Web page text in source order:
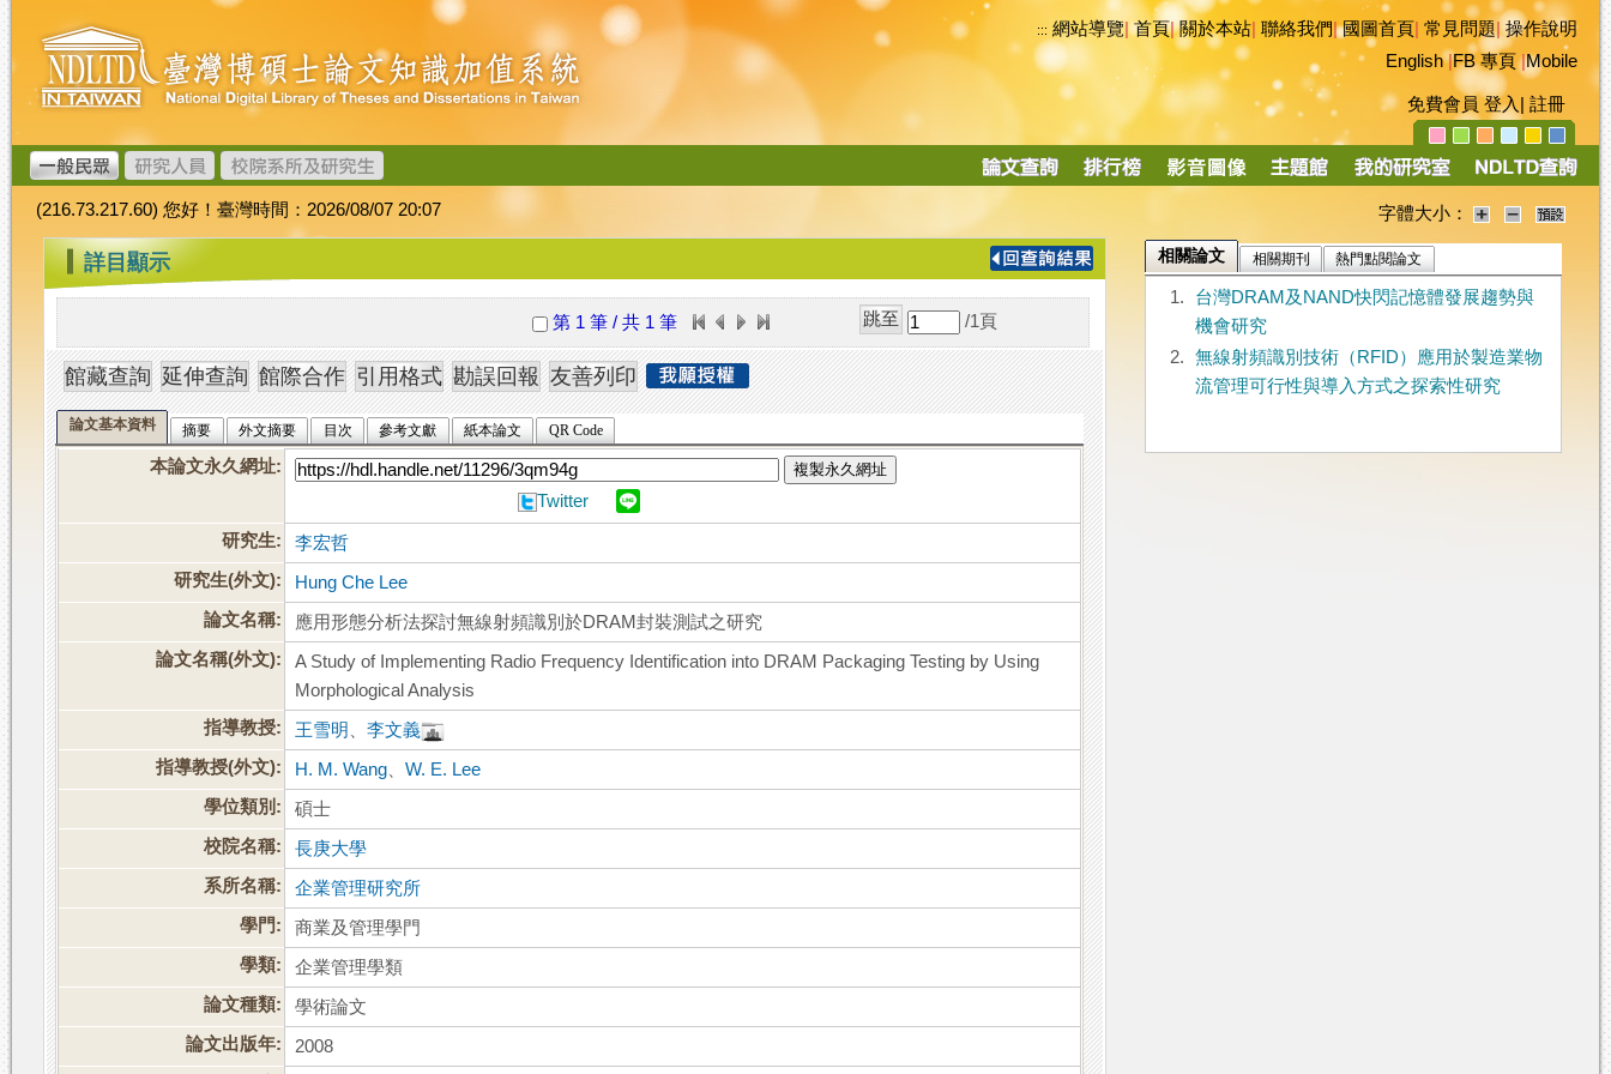
跳
到
主
要
內
容
臺
灣
博
碩
士
論
文
加
值
系
統
::: 網站導覽|首頁|關於本站 聯絡我們|國圖首頁 常見問題|操作說明
English|FB 專頁|Mobile
免費會員 登入 註冊
導
(216.73.217.60) 您好！臺灣時間：2026/08/07 20:07 字體大小：
::: 詳目顯示
第 1 筆 / 共 1 筆 /1 頁
論文基本資料 摘要 外文摘要 目次 參考文獻 紙本論文 QR Code
本論文永久網址: 複製永久網址
Twitter
研究生:
李宏哲
研究生(外文):
Hung Che Lee
論文名稱:
應用形態分析法探討無線射頻識別於DRAM封裝測試之研究
論文名稱(外文):
A Study of Implementing Radio Frequency Identification into DRAM Packaging Testing by Using
Morphological Analysis
指導教授:
王雪明 、李文義
指導教授(外文):
H. M. Wang 、W. E. Lee
學位類別:
碩士
校院名稱:
長庚大學
系所名稱:
企業管理研究所
學門:
商業及管理學門
學類:
企業管理學類
論文種類:
學術論文
論文出版年:
2008
相關論文 相關期刊 熱門點閱論文
1.
台灣DRAM及NAND快閃記憶體發展趨勢與
機會研究
2.
無線射頻識別技術（RFID）應用於製造業物
流管理可行性與導入方式之探索性研究